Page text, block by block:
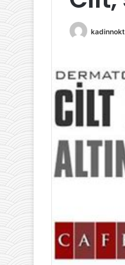
7 Ağustos 2024
Ergenlik Döneminde
Beslenmenin Önemi